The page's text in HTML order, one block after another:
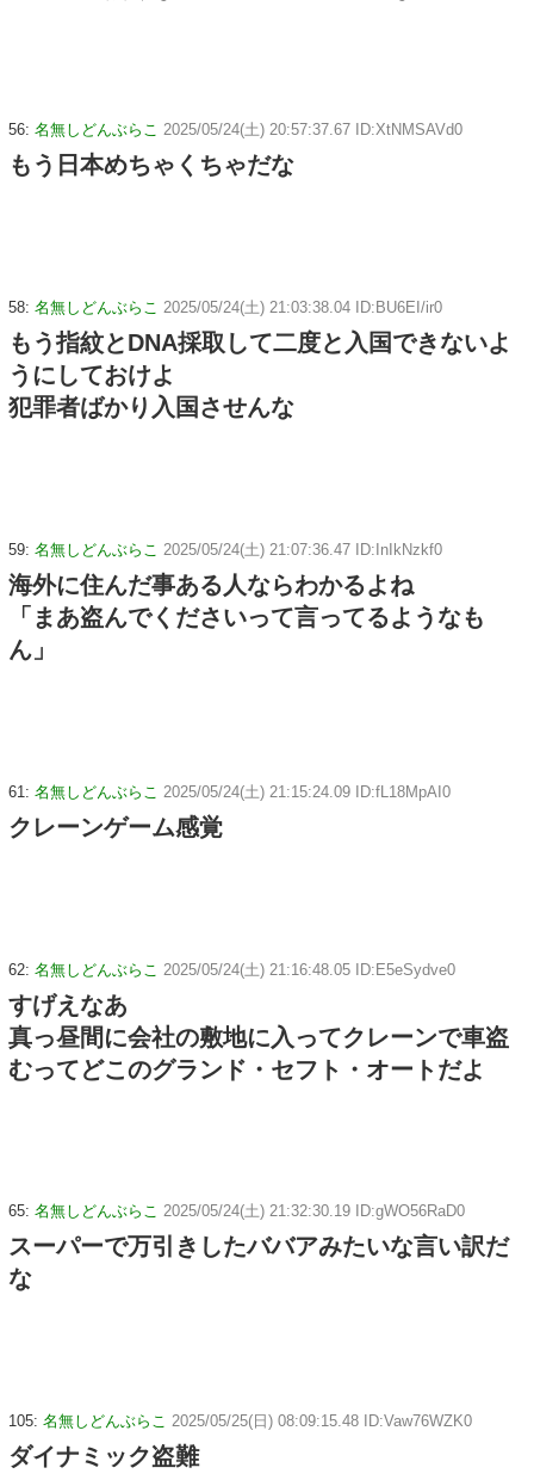
56: 名無しどんぶらこ 2025/05/24(土) 20:57:37.67 ID:XtNMSAVd0
もう日本めちゃくちゃだな
58: 名無しどんぶらこ 2025/05/24(土) 21:03:38.04 ID:BU6EI/ir0
もう指紋とDNA採取して二度と入国できないよ
うにしておけよ
犯罪者ばかり入国させんな
59: 名無しどんぶらこ 2025/05/24(土) 21:07:36.47 ID:InIkNzkf0
海外に住んだ事ある人ならわかるよね
「まあ盗んでくださいって言ってるようなも
ん」
61: 名無しどんぶらこ 2025/05/24(土) 21:15:24.09 ID:fL18MpAI0
クレーンゲーム感覚
62: 名無しどんぶらこ 2025/05/24(土) 21:16:48.05 ID:E5eSydve0
すげえなあ
真っ昼間に会社の敷地に入ってクレーンで車盗
むってどこのグランド・セフト・オートだよ
65: 名無しどんぶらこ 2025/05/24(土) 21:32:30.19 ID:gWO56RaD0
スーパーで万引きしたババアみたいな言い訳だ
な
105: 名無しどんぶらこ 2025/05/25(日) 08:09:15.48 ID:Vaw76WZK0
ダイナミック盗難